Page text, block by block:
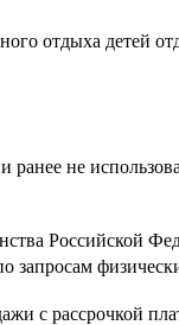
отдыха
не
Российской
с рассрочкой